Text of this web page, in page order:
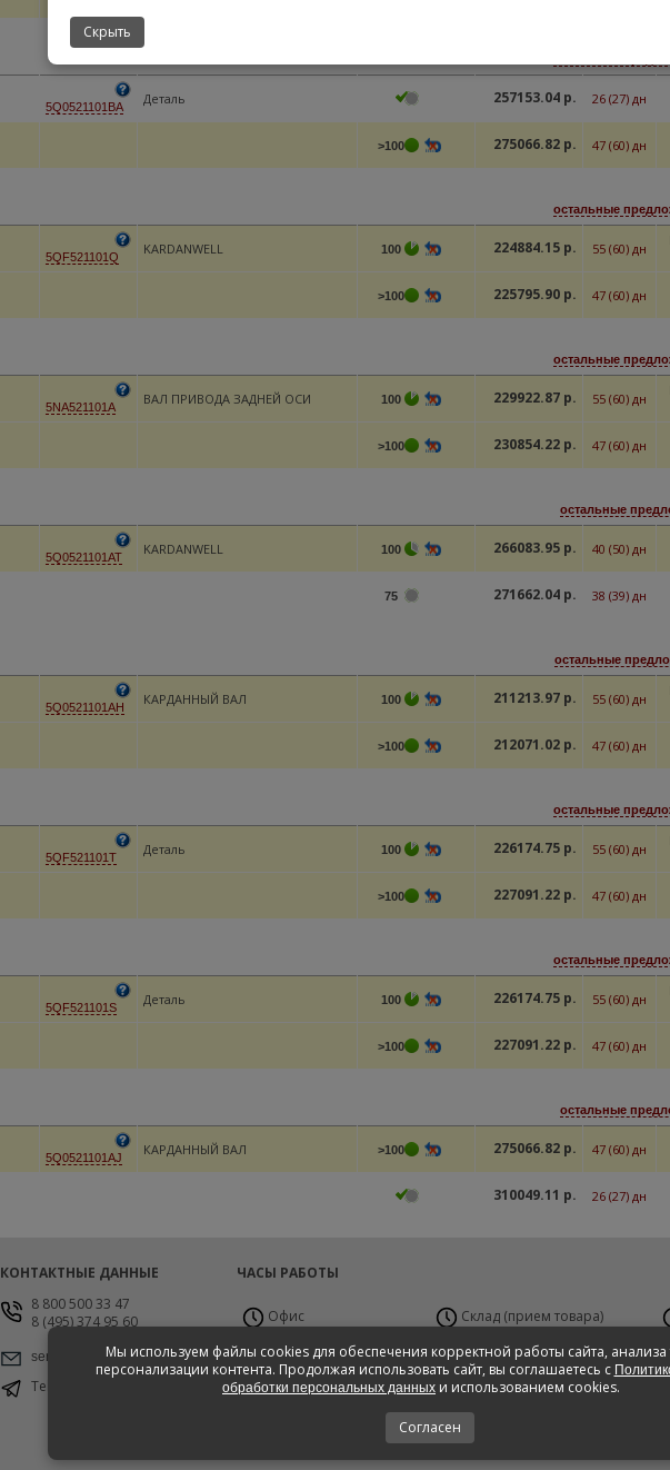
5Q0521101BA Деталь 257153.04 р. 26 (27) дн
>100 275066.82 р. 47 (60) дн
остальные
5QF521101Q KARDANWELL 100 224884.15 р. 55 (60) дн
>100 225795.90 р. 47 (60) дн
остальные
5NA521101A ВАЛ ПРИВОДА ЗАДНЕЙ ОСИ 100 229922.87 р. 55 (60) дн
>100 230854.22 р. 47 (60) дн
остальные
5Q0521101AT KARDANWELL 100 266083.95 р. 40 (50) дн
75 271662.04 р. 38 (39) дн
остальные
5Q0521101AH КАРДАННЫЙ ВАЛ 100 211213.97 р. 55 (60) дн
>100 212071.02 р. 47 (60) дн
остальные
5QF521101T Деталь 100 226174.75 р. 55 (60) дн
>100 227091.22 р. 47 (60) дн
остальные
5QF521101S Деталь 100 226174.75 р. 55 (60) дн
>100 227091.22 р. 47 (60) дн
остальные
5Q0521101AJ КАРДАННЫЙ ВАЛ >100 275066.82 р. 47 (60) дн
310049.11 р. 26 (27) дн
Мы используем файлы cookies для обеспечения корректной работы сайта, анализа
персонализации контента. Продолжая использовать сайт, вы соглашаетесь с
обработки персональных данных и использованием cookies.
Согласен
Скрыть
КОНТАКТНЫЕ ДАННЫЕ
8 800 500 33 47
8 (495) 374 95 60
service@froza.ru
Telegram
ЧАСЫ РАБОТЫ
Офис
Пн-Пт с 9:00 до 19:00
Сб с 10:00 до 17:00,
Вс - Выходной
Склад (прием товара)
Пн-Вс 24 часа